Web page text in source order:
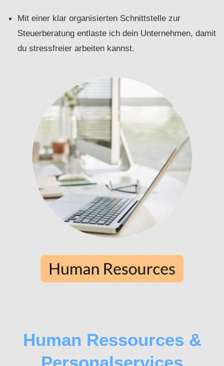
Mit einer klar organisierten Schnittstelle zur
Steuerberatung entlaste ich dein Unternehmen, damit
du stressfreier arbeiten kannst.
Human Ressources &
Personalservices